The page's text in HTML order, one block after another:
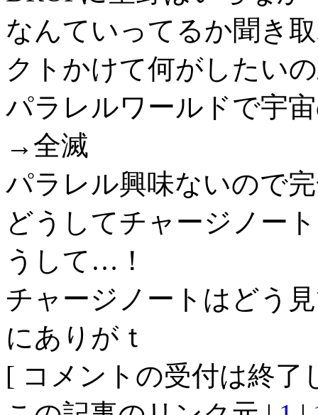
なんていってるか聞き
クトかけて何がしたい
パラレルワールドで宇
→全滅
パラレル興味ないので
どうしてチャージノー
うして…！
チャージノートはどう
にありがｔ
[ コメントの受付は終了